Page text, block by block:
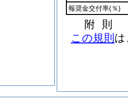
報奨金交付率(％)
附 則
この規則 は